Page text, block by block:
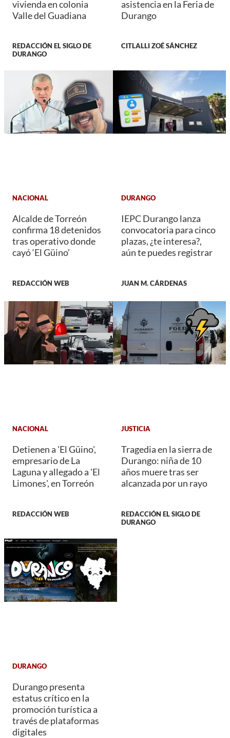
vivienda en colonia
Valle del Guadiana
REDACCIÓN EL SIGLO DE
DURANGO
asistencia en la Feria de
Durango
CITLALLI ZOÉ SÁNCHEZ
NACIONAL
Alcalde de Torreón
confirma 18 detenidos
tras operativo donde
cayó ‘El Güino’
REDACCIÓN WEB
DURANGO
IEPC Durango lanza
convocatoria para cinco
plazas, ¿te interesa?,
aún te puedes registrar
JUAN M. CÁRDENAS
NACIONAL
Detienen a 'El Güino',
empresario de La
Laguna y allegado a 'El
Limones', en Torreón
REDACCIÓN WEB
JUSTICIA
Tragedia en la sierra de
Durango: niña de 10
años muere tras ser
alcanzada por un rayo
REDACCIÓN EL SIGLO DE
DURANGO
DURANGO
Durango presenta
estatus crítico en la
promoción turística a
través de plataformas
digitales